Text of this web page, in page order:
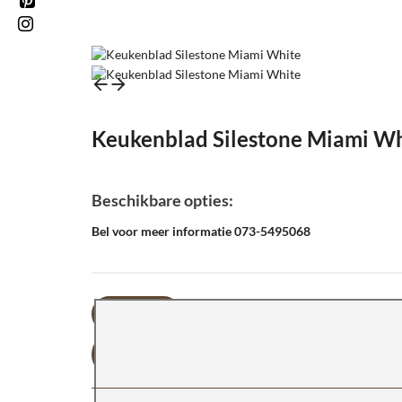
Keukenblad Silestone Miami
Beschikbare opties:
Bel voor meer informatie 073-5495068